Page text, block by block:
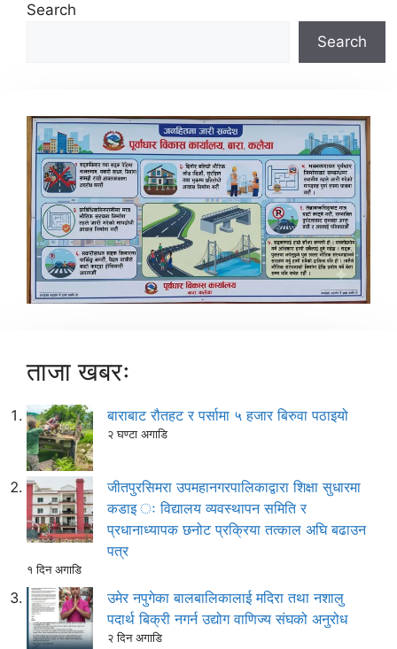
Search
Search
ताजा खबरः
बाराबाट रौतहट र पर्सामा ५ हजार बिरुवा पठाइयो
२ घण्टा अगाडि
जीतपुरसिमरा उपमहानगरपालिकाद्वारा शिक्षा सुधारमा
कडाइ ः विद्यालय व्यवस्थापन समिति र
प्रधानाध्यापक छनोट प्रक्रिया तत्काल अघि बढाउन
पत्र
१ दिन अगाडि
उमेर नपुगेका बालबालिकालाई मदिरा तथा नशालु
पदार्थ बिक्री नगर्न उद्योग वाणिज्य संघको अनुरोध
२ दिन अगाडि